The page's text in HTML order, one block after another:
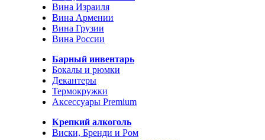
Вина Израиля
Вина Армении
Вина Грузии
Вина России
Барный инвентарь
Бокалы и рюмки
Декантеры
Термокружки
Аксессуары Premium
Крепкий алкоголь
Виски, Бренди и Ром